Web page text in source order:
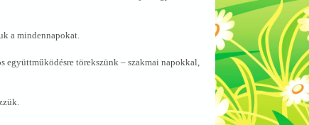
a mindennapokat.
együttműködésre törekszünk – szakmai napokkal,